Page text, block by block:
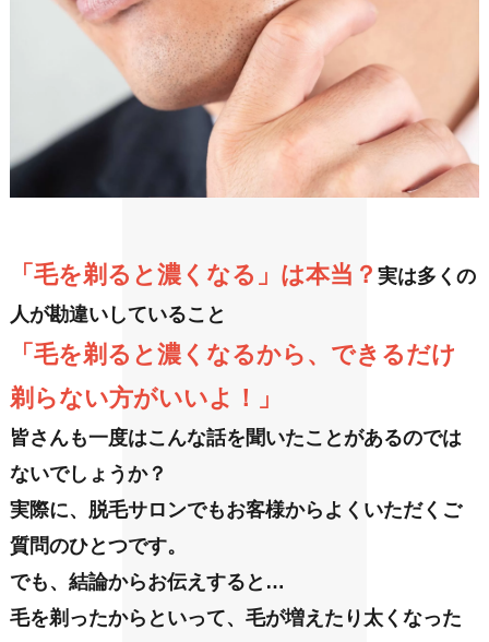
「毛を剃ると濃くなる」は本当？ 実は多くの
人が勘違いしていること
「毛を剃ると濃くなるから、できるだけ
剃らない方がいいよ！」
皆さんも一度はこんな話を聞いたことがあるのでは
ないでしょうか？
実際に、脱毛サロンでもお客様からよくいただくご
質問のひとつです。
でも、結論からお伝えすると…
毛を剃ったからといって、毛が増えたり太くなった